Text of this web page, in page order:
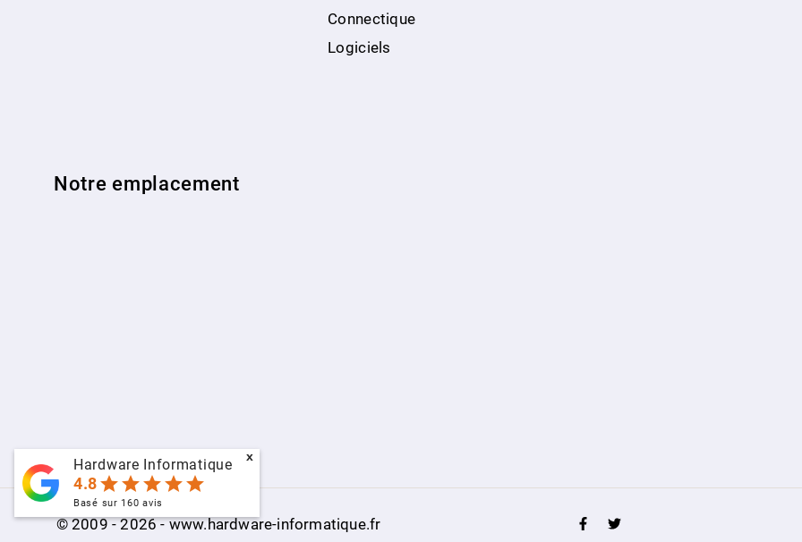
Connectique
Logiciels
Notre emplacement
© 2009 - 2026 - www.hardware-informatique.fr
Hardware Informatique
4.8 starstarstarstarstar
Basé sur 160 avis
x